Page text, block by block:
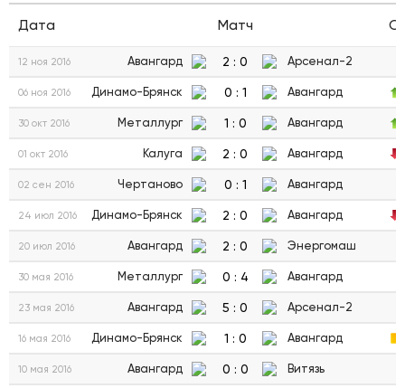
Дата Матч
12 ноя 2016 Авангард 2 : 0 Арсенал-2
06 ноя 2016 Динамо-Брянск 0 : 1 Авангард
30 окт 2016 Металлург 1 : 0 Авангард
01 окт 2016 Калуга 2 : 0 Авангард
02 сен 2016 Чертаново 0 : 1 Авангард
24 июл 2016 Динамо-Брянск 2 : 0 Авангард
20 июл 2016 Авангард 2 : 0 Энергомаш
30 мая 2016 Металлург 0 : 4 Авангард
23 мая 2016 Авангард 5 : 0 Арсенал-2
16 мая 2016 Динамо-Брянск 1 : 0 Авангард
10 мая 2016 Авангард 0 : 0 Витязь